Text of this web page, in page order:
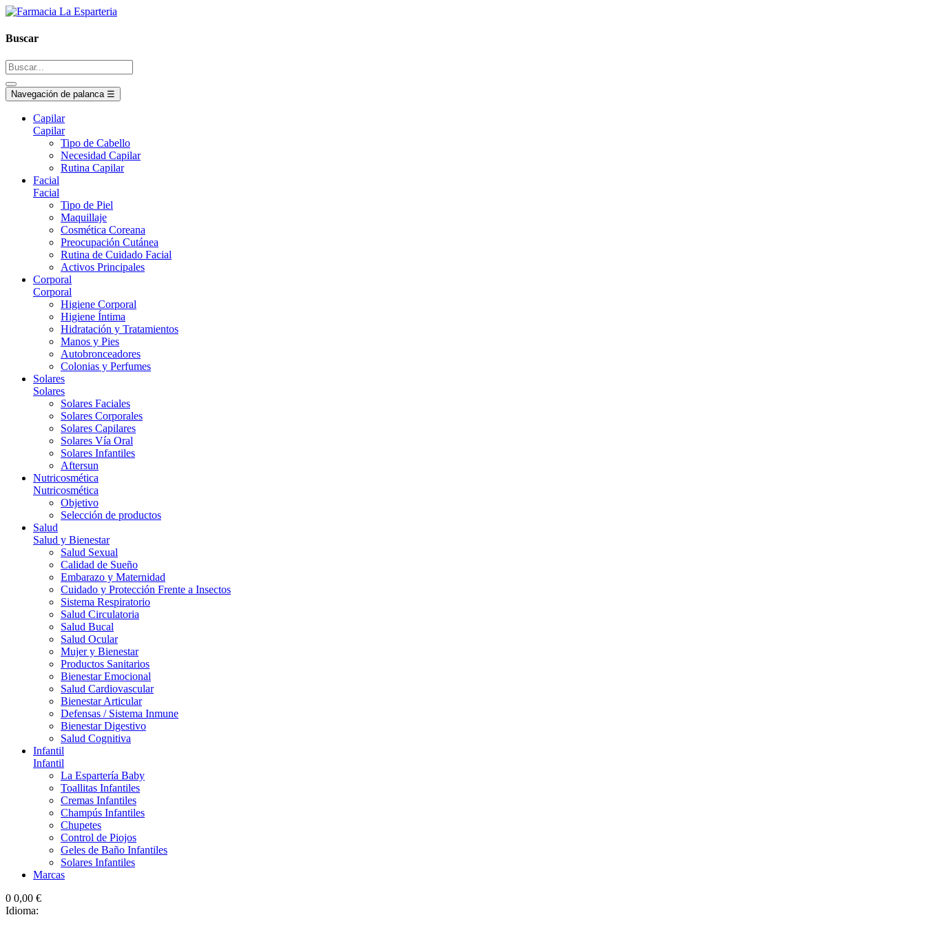
Buscar
Navegación de palanca ☰
Capilar
Capilar
Tipo de Cabello
Necesidad Capilar
Rutina Capilar
Facial
Facial
Tipo de Piel
Maquillaje
Cosmética Coreana
Preocupación Cutánea
Rutina de Cuidado Facial
Activos Principales
Corporal
Corporal
Higiene Corporal
Higiene Íntima
Hidratación y Tratamientos
Manos y Pies
Autobronceadores
Colonias y Perfumes
Solares
Solares
Solares Faciales
Solares Corporales
Solares Capilares
Solares Vía Oral
Solares Infantiles
Aftersun
Nutricosmética
Nutricosmética
Objetivo
Selección de productos
Salud
Salud y Bienestar
Salud Sexual
Calidad de Sueño
Embarazo y Maternidad
Cuidado y Protección Frente a Insectos
Sistema Respiratorio
Salud Circulatoria
Salud Bucal
Salud Ocular
Mujer y Bienestar
Productos Sanitarios
Bienestar Emocional
Salud Cardiovascular
Bienestar Articular
Defensas / Sistema Inmune
Bienestar Digestivo
Salud Cognitiva
Infantil
Infantil
La Espartería Baby
Toallitas Infantiles
Cremas Infantiles
Champús Infantiles
Chupetes
Control de Piojos
Geles de Baño Infantiles
Solares Infantiles
Marcas
0 0,00 €
Idioma: